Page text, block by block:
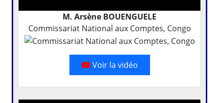
M. Arsène BOUENGUELE
Commissariat National aux Comptes, Congo
Voir la vidéo